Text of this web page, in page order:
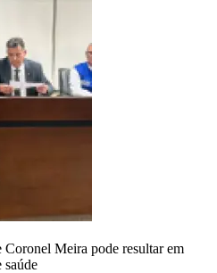
Meira pode resultar em
saúde